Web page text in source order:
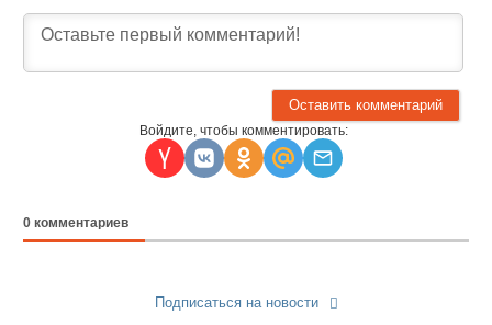
Войдите, чтобы комментировать:
0 комментариев
Подписаться на новости